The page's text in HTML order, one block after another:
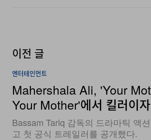
이전 글
엔터테인먼트
Mahershala Ali, 'Your
Your Mother'에서 킬러이
Bassam Tariq 감독의 드라마틱 액
고 첫 공식 트레일러를 공개했다.